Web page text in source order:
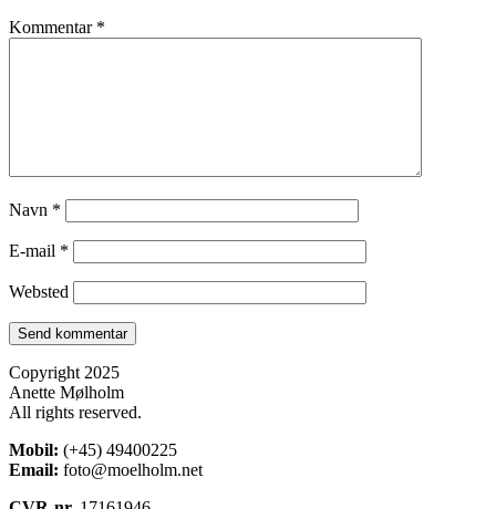
Kommentar *
Navn *
E-mail *
Websted
Copyright 2025
Anette Mølholm
All rights reserved.
Mobil: (+45) 49400225
Email: foto@moelholm.net